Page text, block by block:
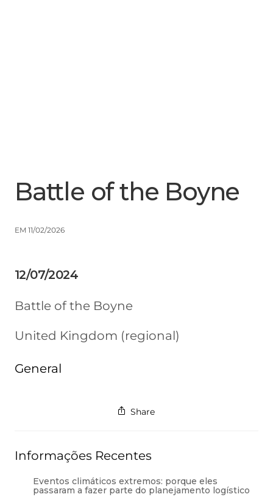
Battle of the Boyne
EM 11/02/2026
12/07/2024
Battle of the Boyne
United Kingdom (regional)
General
Share
Informações Recentes
Eventos climáticos extremos: porque eles
passaram a fazer parte do planejamento logístico